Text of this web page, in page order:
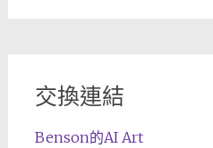
交換連結
Benson的AI Art